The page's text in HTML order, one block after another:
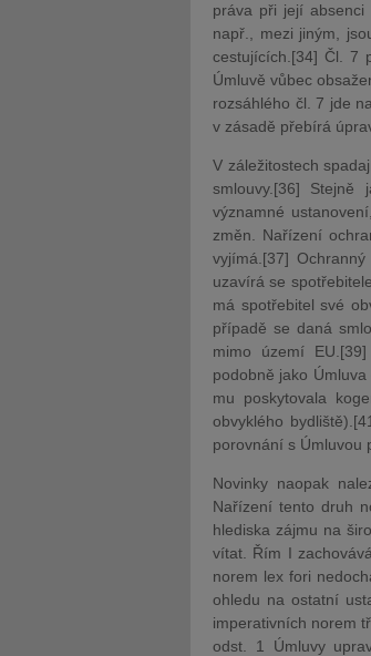
práva při její absenci
např., mezi jiným,
cestujících.[34] Čl. 7
Úmluvě vůbec
rozsáhlého čl. 7 jde
v zásadě přebírá
V záležitostech
smlouvy.[36] Stejně
významné
změn. Nařízení
vyjímá.[37]
uzavírá se
má spotřebitel své
případě se daná
mimo území
podobně jako
mu poskytovala
obvyklého
porovnání s Úmluvou
Novinky naopak
Nařízení tento druh
hlediska zájmu na
vítat. Řím I
norem lex fori
ohledu na ostatní
imperativních norem
odst. 1 Úmluvy